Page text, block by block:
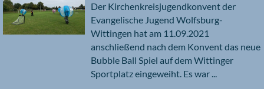
Der Kirchenkreisjugendkonvent der
Evangelische Jugend Wolfsburg-
Wittingen hat am 11.09.2021
anschließend nach dem Konvent das neue
Bubble Ball Spiel auf dem Wittinger
Sportplatz eingeweiht. Es war ...